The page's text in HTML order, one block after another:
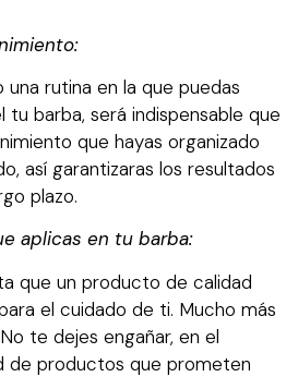
una rutina en la que puedas
tu barba, será indispensable que
que hayas organizado
así garantizaras los resultados
plazo.
aplicas en tu barba:
que un producto de calidad
el cuidado de ti. Mucho más
te dejes engañar, en el
de productos que prometen